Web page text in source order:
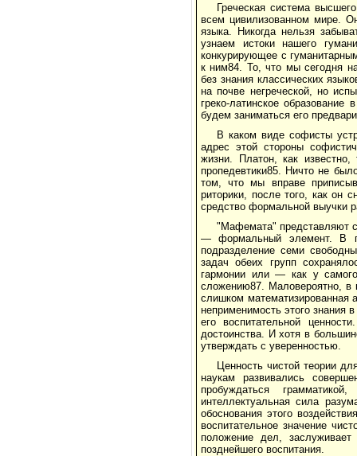
Греческая система
всем цивилизованном мире.
языка. Никогда нельзя
узнаем истоки нашего
конкурирующее с
к ним84. То, что мы сегодня
без знания классических
на почве негреческой, но
греко-латинское
будем заниматься его
В каком виде софисты
адрес этой стороны
жизни. Платон, как
пропедевтики85. Ничто не
том, что мы вправе
риторики, после того, как он
средство формальной выучки
"Мафемата" представляют
— формальный элемент. В
подразделение семи
задач обеих групп
гармонии или — как у
сложению87. Маловероятно, в
слишком математизированная
неприменимость этого знания
его воспитательной
достоинства. И хотя в
утверждать с уверенностью.
Ценность чистой теории
наукам развивались
пробуждаться
интеллектуальная сила
обоснования этого
воспитательное значение
положение дел,
позднейшего воспитания.